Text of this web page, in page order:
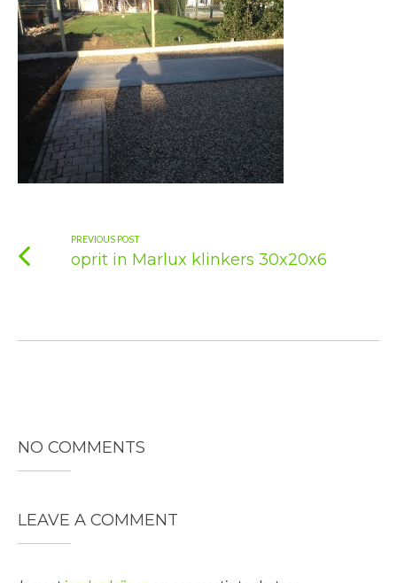
PREVIOUS POST
oprit in Marlux klinkers 30x20x6
NO COMMENTS
LEAVE A COMMENT